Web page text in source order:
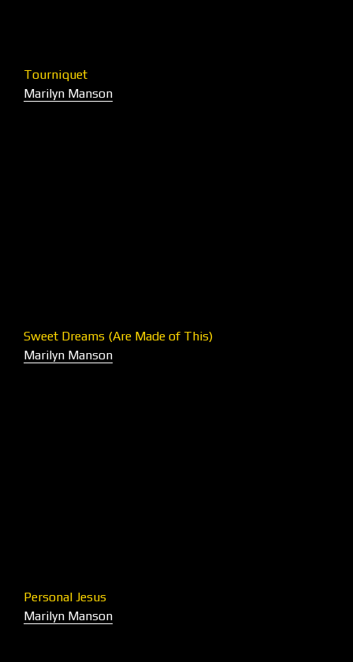
Tourniquet
Marilyn Manson
Sweet Dreams (Are Made of This)
Marilyn Manson
Personal Jesus
Marilyn Manson